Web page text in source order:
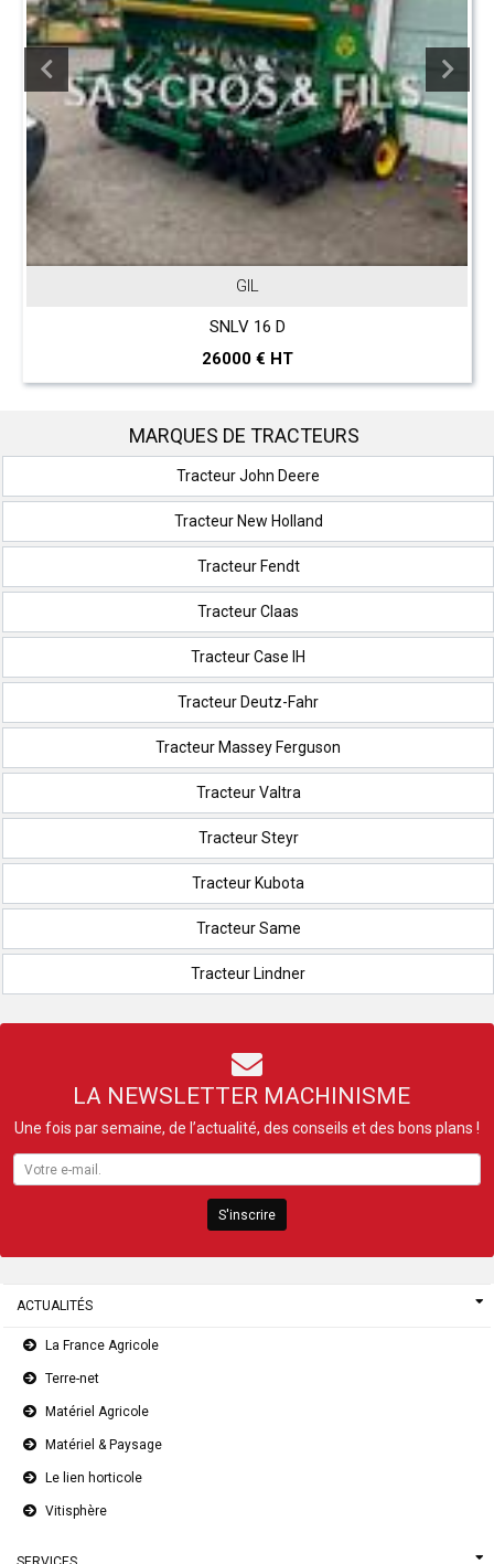
MARQUES DE TRACTEURS
Tracteur John Deere
Tracteur New Holland
Tracteur Fendt
Tracteur Claas
Tracteur Case IH
Tracteur Deutz-Fahr
Tracteur Massey Ferguson
Tracteur Valtra
Tracteur Steyr
Tracteur Kubota
Tracteur Same
Tracteur Lindner
LA NEWSLETTER MACHINISME
Une fois par semaine, de l’actualité, des conseils et des bons plans !
S'inscrire
ACTUALITÉS
La France Agricole
Terre-net
Matériel Agricole
Matériel & Paysage
Le lien horticole
Vitisphère